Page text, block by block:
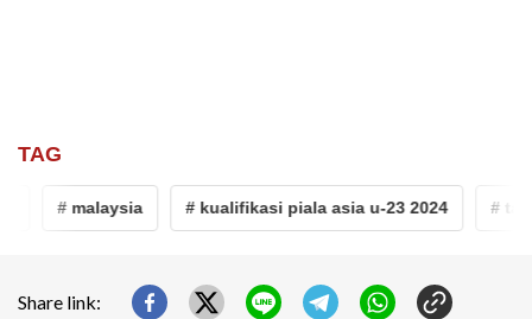
TAG
# malaysia # kualifikasi piala asia u-23 2024 #
Share link: